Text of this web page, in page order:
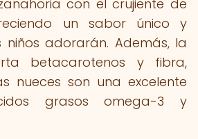
con el crujiente de
un sabor único y
niños adorarán. Además, la
betacarotenos y fibra,
nueces son una excelente
grasos omega-3 y